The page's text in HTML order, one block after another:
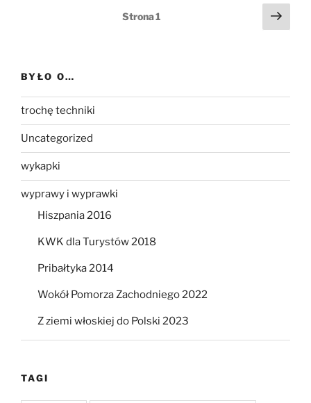
RowerowaStrona1
BYŁO O…
trochę techniki
Uncategorized
wykapki
wyprawy i wyprawki
Hiszpania 2016
KWK dla Turystów 2018
Pribałtyka 2014
Wokół Pomorza Zachodniego 2022
Z ziemi włoskiej do Polski 2023
TAGI